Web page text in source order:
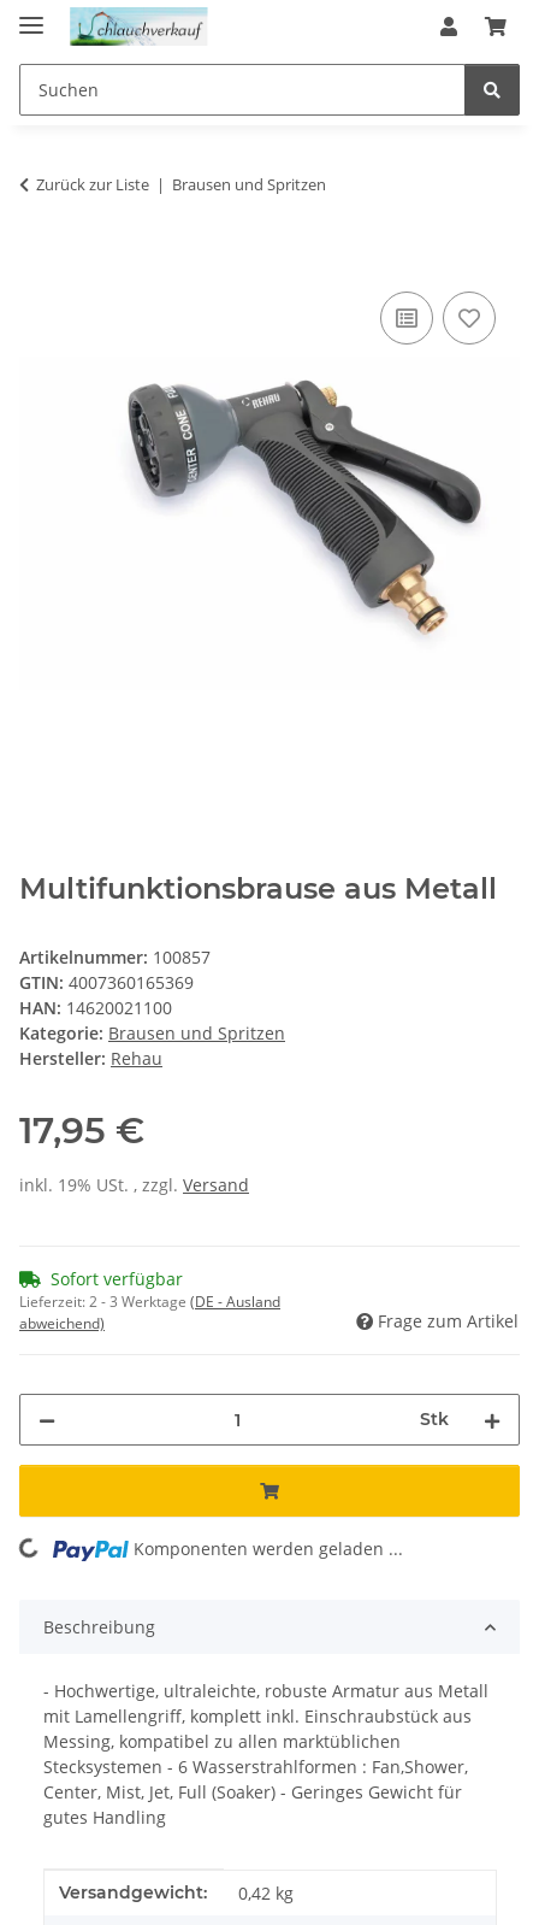
Zurück zur Liste Brausen und Spritzen
Multifunktionsbrause aus Metall
Artikelnummer: 100857
GTIN: 4007360165369
HAN: 14620021100
Kategorie: Brausen und Spritzen
Hersteller: Rehau
17,95 €
inkl. 19% USt. , zzgl. Versand
Sofort verfügbar
Lieferzeit:2 - 3 Werktage (DE - Ausland
abweichend)
Frage zum Artikel
Stk
Loading... Komponenten werden geladen ...
Beschreibung
- Hochwertige, ultraleichte, robuste Armatur aus Metall
mit Lamellengriff, komplett inkl. Einschraubstück aus
Messing, kompatibel zu allen marktüblichen
Stecksystemen - 6 Wasserstrahlformen : Fan,Shower,
Center, Mist, Jet, Full (Soaker) - Geringes Gewicht für
gutes Handling
Produkteigenschaft
Wert
Versandgewicht: 0,42 kg